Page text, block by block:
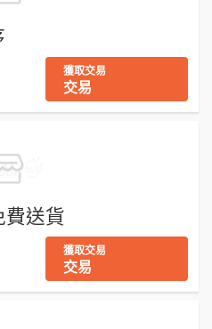
獲取交易
交易
送貨
獲取交易
交易